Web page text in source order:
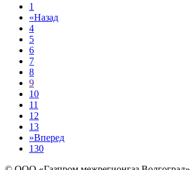
1
«Назад
4
5
6
7
8
9
10
11
12
13
»Вперед
130